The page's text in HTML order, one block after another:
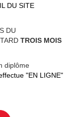
DU SITE
DU
TROIS MOIS
diplôme
"EN LIGNE"